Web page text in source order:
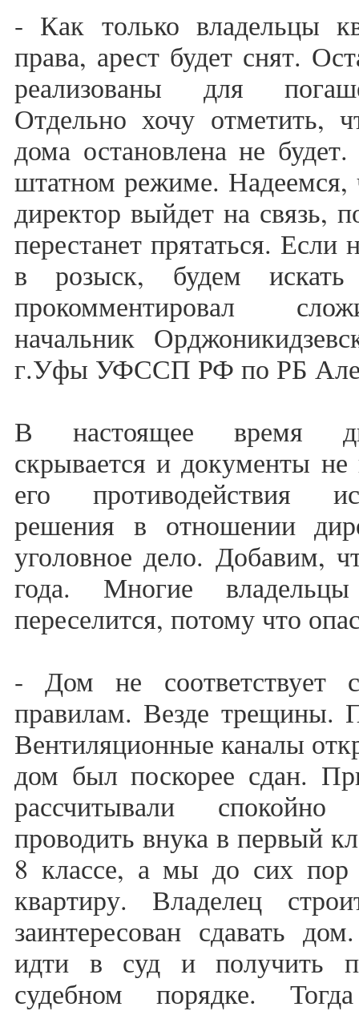
- Как только владельцы
права, арест будет снят.
реализованы для
Отдельно хочу отметить,
дома остановлена не
штатном режиме.
директор выйдет на связь,
перестанет прятаться. Если
в розыск, будем
прокомментировал
начальник
г.Уфы УФССП РФ по РБ
В настоящее время
скрывается и документы не
его противодействия
решения в отношении
уголовное дело. Добавим,
года. Многие
переселится, потому что
- Дом не соответствует
правилам. Везде трещины.
Вентиляционные каналы
дом был поскорее сдан.
рассчитывали спокойно
проводить внука в первый
8 классе, а мы до сих пор
квартиру. Владелец
заинтересован сдавать
идти в суд и получить
судебном порядке.